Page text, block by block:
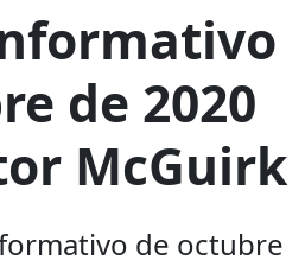
de 2020
McGuirk
de octubre